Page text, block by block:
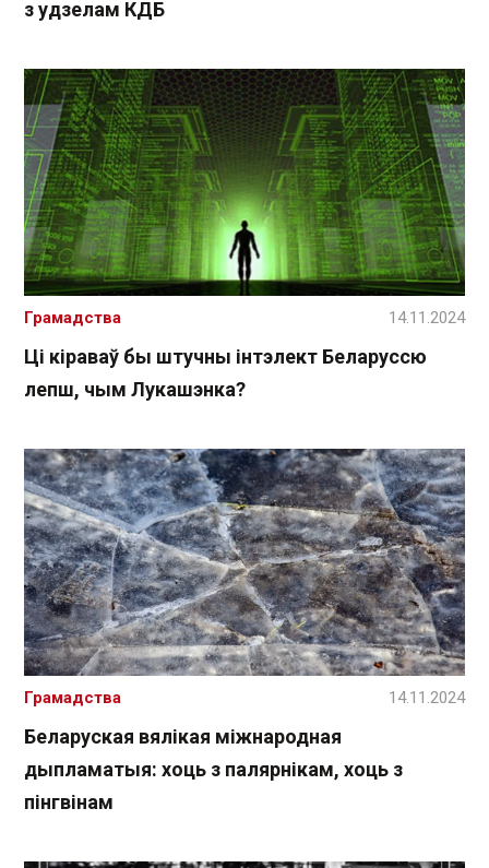
з удзелам КДБ
Ці кіраваў бы штучны інтэлект Беларуссю
лепш, чым Лукашэнка?
Грамадства 14.11.2024
Беларуская вялікая міжнародная
дыпламатыя: хоць з палярнікам, хоць з
пінгвінам
Грамадства 14.11.2024